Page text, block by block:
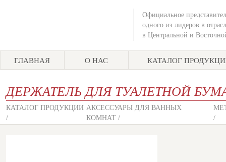
Официальное
одного из лидеров в
в Центральной и
ГЛАВНАЯ О НАС КАТАЛОГ
ДЕРЖАТЕЛЬ ДЛЯ ТУАЛЕТНОЙ
КАТАЛОГ ПРОДУКЦИИ
/
АКСЕССУАРЫ ДЛЯ ВАННЫХ
КОМНАТ /
/